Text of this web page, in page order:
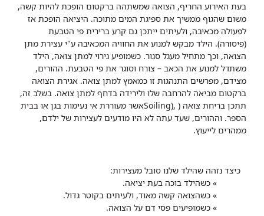
בעת האירוע החריף, הצואה שמשתהה ברקטום הופכת להיות קשה,
משום שהגוף ממשיך את ספיגת המים מתוכה. היציאה הופכת אז
לפעולה מכאיבה, ולעיתים ייתכן גם קרע ברירית פי הטבעת
(פיסורה). הילד מבקש למנוע את החוויה המכאיבה ע"י עצירת מתן
הצואה, וכך מתחיל מעגל סגור. כשמופיע גירוי למתן צואה, הילד
משתדל למנוע את הכאב – צורח וסוגר את פי הטבעת. ההורים,
מצידם, מפרשים התנהגות זו כמאמץ למתן צואה. אגירת הצואה
ברקטום מביאה להרחבה שלו ולירידה בדחף למתן צואה. בשלב זה,
תתכן בריחת צואה ( ,(Soiling
אשר מעוררת אי נעימות בגן או בבית
הספר. וההורים, שעד עתה לא היו מודעים לעצירות של ילדם,
ממהרים לייעוץ.
כיצד נזהה שהילד שלנו סובל מעצירות:
» כשהילד בוכה בעת יציאה.
» כשהצואה קשה מאוד, ולעיתים בקוטר גדול.
» כשמופיעים פסי דם על הצואה.